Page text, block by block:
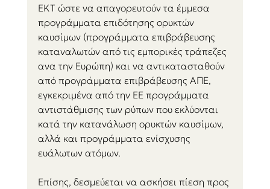
ΕΚΤ ώστε να απαγορευτούν τα έμμεσα
προγράμματα επιδότησης ορυκτών
καυσίμων (προγράμματα επιβράβευσης
καταναλωτών από τις εμπορικές τράπεζες
ανα την Ευρώπη) και να αντικατασταθούν
από προγράμματα επιβράβευσης ΑΠΕ,
εγκεκριμένα από την ΕΕ προγράμματα
αντιστάθμισης των ρύπων που εκλύονται
κατά την κατανάλωση ορυκτών καυσίμων,
αλλά και προγράμματα ενίσχυσης
ευάλωτων ατόμων.
Επίσης, δεσμεύεται να ασκήσει πίεση προς